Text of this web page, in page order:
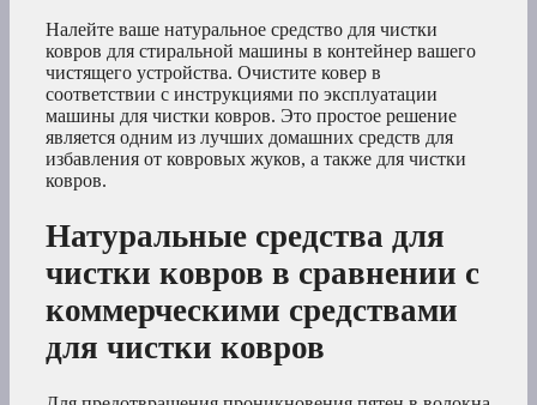
Налейте ваше натуральное средство для чистки
ковров для стиральной машины в контейнер вашего
чистящего устройства. Очистите ковер в
соответствии с инструкциями по эксплуатации
машины для чистки ковров. Это простое решение
является одним из лучших домашних средств для
избавления от ковровых жуков, а также для чистки
ковров.
Натуральные средства для
чистки ковров в сравнении с
коммерческими средствами
для чистки ковров